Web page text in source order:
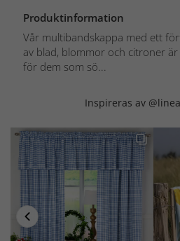
Produktinformation
Vår multibandskappa med ett
av blad, blommor och citroner
för dem som sö...
Inspireras av